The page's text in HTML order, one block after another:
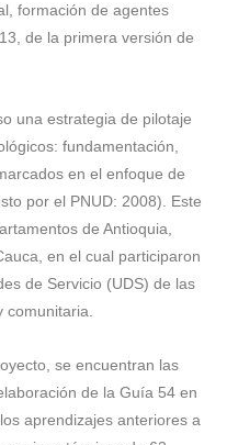
formación de agentes
de la primera versión de
una estrategia de pilotaje
fundamentación,
en el enfoque de
por el PNUD: 2008). Este
de Antioquia,
en el cual participaron
de Servicio (UDS) de las
se encuentran las
de la Guía 54 en
aprendizajes anteriores a